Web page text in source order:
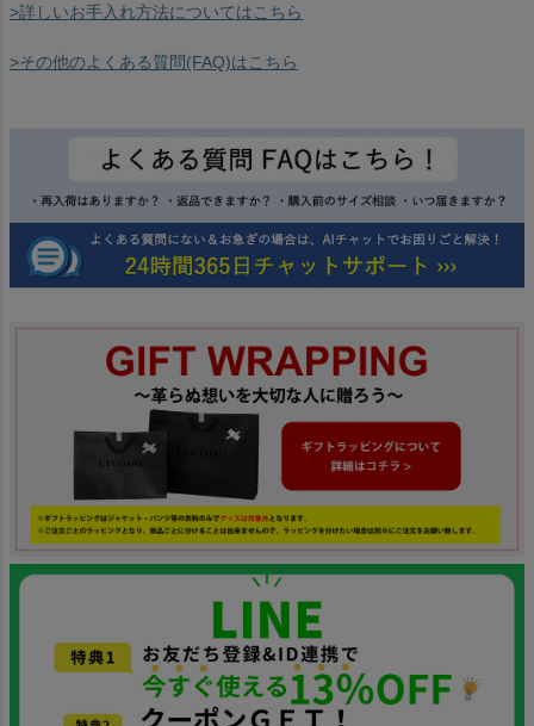
>詳しいお手入れ方法についてはこちら
>その他のよくある質問(FAQ)はこちら